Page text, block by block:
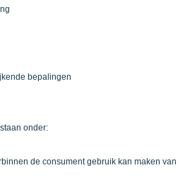
bepalingen
onder:
de consument gebruik kan maken van